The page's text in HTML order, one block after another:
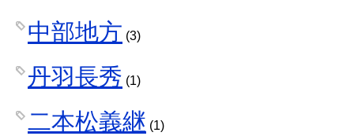
中部地方 (3)
丹羽長秀 (1)
二本松義継 (1)